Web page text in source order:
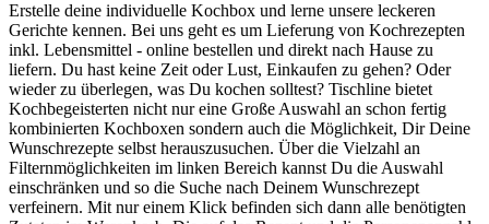
Erstelle deine individuelle Kochbox und lerne unsere leckeren
Gerichte kennen. Bei uns geht es um Lieferung von Kochrezepten
inkl. Lebensmittel - online bestellen und direkt nach Hause zu
liefern. Du hast keine Zeit oder Lust, Einkaufen zu gehen? Oder
wieder zu überlegen, was Du kochen solltest? Tischline bietet
Kochbegeisterten nicht nur eine Große Auswahl an schon fertig
kombinierten Kochboxen sondern auch die Möglichkeit, Dir Deine
Wunschrezepte selbst herauszusuchen. Über die Vielzahl an
Filternmöglichkeiten im linken Bereich kannst Du die Auswahl
einschränken und so die Suche nach Deinem Wunschrezept
verfeinern. Mit nur einem Klick befinden sich dann alle benötigten